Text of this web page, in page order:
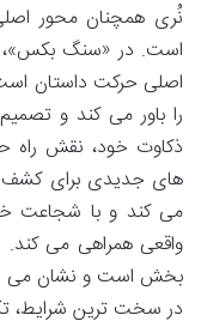
نُری همچنان محور
است. در «سنگ بکس»،
اصلی حرکت داستان
را باور می کند و
ذکاوت خود، نقش راه
های جدیدی برای کشف
می کند و با شجاعت
واقعی همراهی می
بخش است و نشان می
در سخت ترین شرایط،